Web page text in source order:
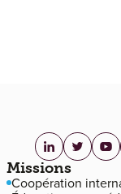
Missions
Coopération